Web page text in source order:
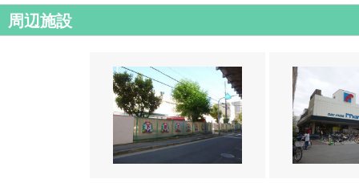
周辺施設